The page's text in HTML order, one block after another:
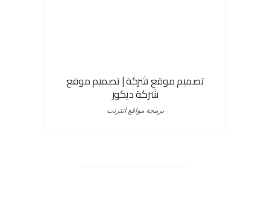
تصميم موقع شركة | تصميم موقع
شركة ديكور
برمجة مواقع انترنت